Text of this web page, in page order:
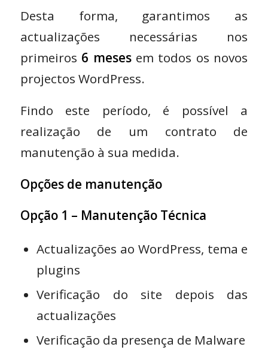
Desta forma, garantimos as
actualizações necessárias nos
primeiros 6 mesesem todos os novos
projectos WordPress.
Findo este período, é possível a
realização de um contrato de
manutenção à sua medida.
Opções de manutenção
Opção 1 – Manutenção Técnica
Actualizações ao WordPress, tema e
plugins
Verificação do site depois das
actualizações
Verificação da presença de Malware